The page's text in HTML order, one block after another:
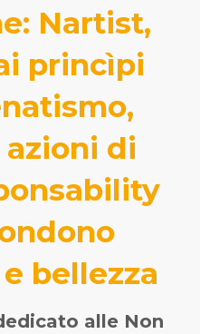
Nartist,
princìpi
di
bellezza
alle Non